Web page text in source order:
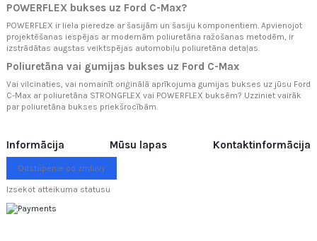
POWERFLEX bukses uz Ford C-Max?
POWERFLEX ir liela pieredze ar šasijām un šasiju komponentiem. Apvienojot
projektēšanas iespējas ar modernām poliuretāna ražošanas metodēm, ir
izstrādātas augstas veiktspējas automobiļu poliuretāna detaļas.
Poliuretāna vai gumijas bukses uz Ford C-Max
Vai vilcinaties, vai nomainīt oriģinālā aprīkojuma gumijas bukses uz jūsu Ford
C-Max ar poliuretāna STRONGFLEX vai POWERFLEX buksēm? Uzziniet vairāk
par poliuretāna bukses priekšrocībām.
Informācija Mūsu lapas Kontaktinformācija
Odstúpenie od zmluvy
Izsekot atteikuma statusu